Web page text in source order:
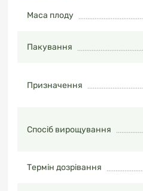
Маса плоду
Пакування
Призначення
Спосіб вирощування
Термін дозрівання